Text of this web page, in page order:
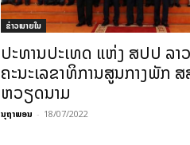
ຂ່າວພາຍ​ໃນ
ປະທານປະເທດ ແຫ່ງ ສປປ ລ
ຄະນະເລຂາທິການສູນກາງພັກ ສ
ຫວຽດນາມ
ນຸຖາພອນ - 18/07/2022